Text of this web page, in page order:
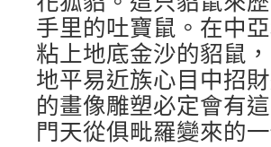
手里的吐寶鼠。在中
粘上地底金沙的貂鼠
地平易近族心目中招
的畫像雕塑必定會有
門天從俱毗羅變來的